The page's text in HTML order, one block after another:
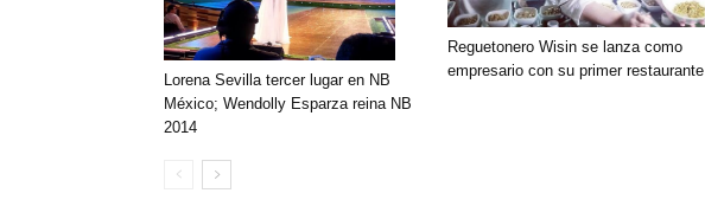
Lorena Sevilla tercer lugar en NB
México; Wendolly Esparza reina NB
2014
Reguetonero Wisin se lanza como
empresario con su primer restaurante